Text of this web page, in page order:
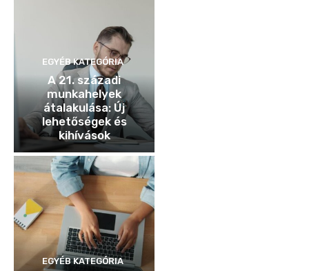
EGYÉB KATEGÓRIA
A 21. századi
munkahelyek
átalakulása: Új
lehetőségek és
kihívások
EGYÉB KATEGÓRIA